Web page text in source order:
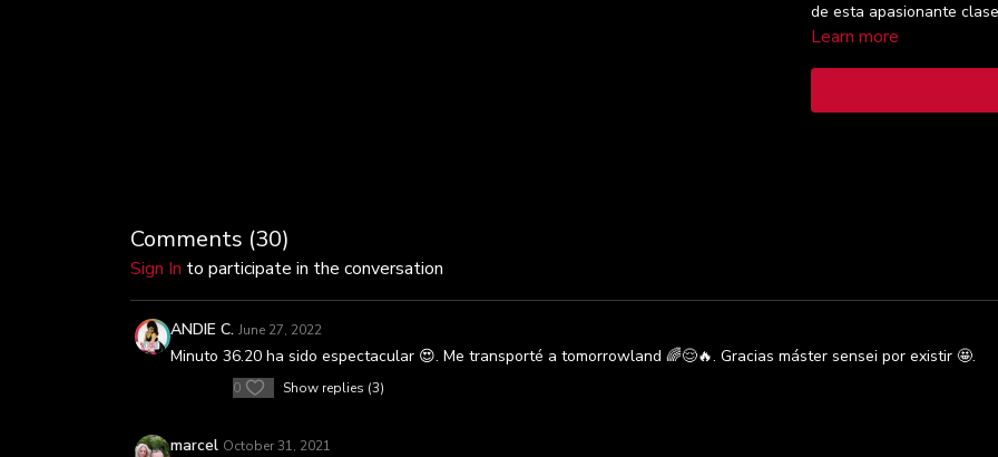
de esta apasionante clase
Learn more
Comments (30)
Sign In to participate in the conversation
ANDIE C. June 27, 2022
Minuto 36.20 ha sido espectacular 😍. Me transporté a tomorrowland 🌈😌🔥. Gracias máster sensei por existir 🤩.
0 Show replies (3)
marcel October 31, 2021